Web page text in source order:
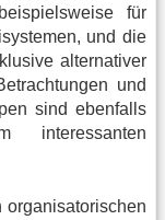
für
und die
alternativer
und
sind ebenfalls
interessanten
organisatorischen